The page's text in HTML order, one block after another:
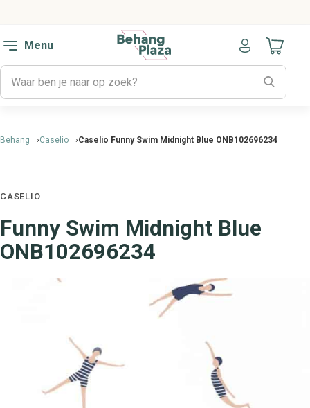
Menu
Naar
Behang Caselio Caselio Funny Swim Midnight Blue ONB102696234
CASELIO
Funny Swim Midnight Blue
ONB102696234